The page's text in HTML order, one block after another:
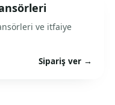
ve itfaiye
Sipariş ver →